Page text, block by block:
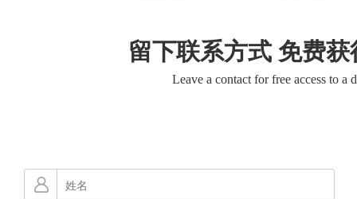
留下联系方式 免费
Leave a contact for free access to a